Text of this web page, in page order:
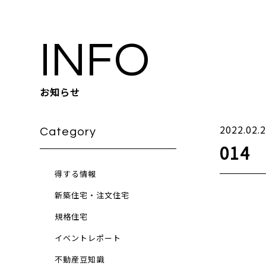
INFO
お知らせ
014
Category
得する情報
新築住宅・注文住宅
規格住宅
イベントレポート
不動産豆知識